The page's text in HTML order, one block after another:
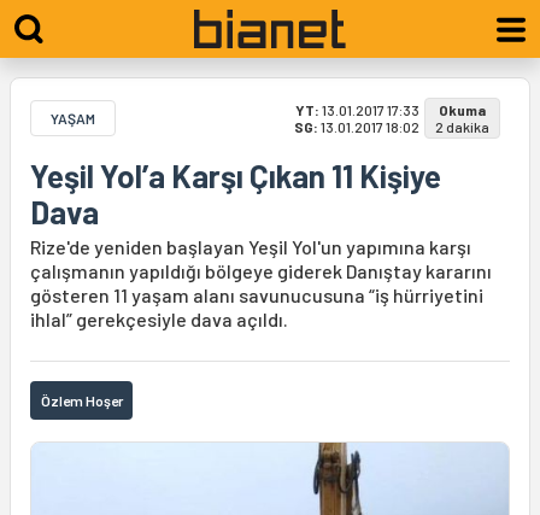
YAŞAM YT: 13.01.2017 17:33
SG: 13.01.2017 18:02
Okuma
2 dakika
Yeşil Yol’a Karşı Çıkan 11 Kişiye
Dava
Rize'de yeniden başlayan Yeşil Yol'un yapımına karşı
çalışmanın yapıldığı bölgeye giderek Danıştay kararını
gösteren 11 yaşam alanı savunucusuna “iş hürriyetini
ihlal” gerekçesiyle dava açıldı.
Özlem Hoşer